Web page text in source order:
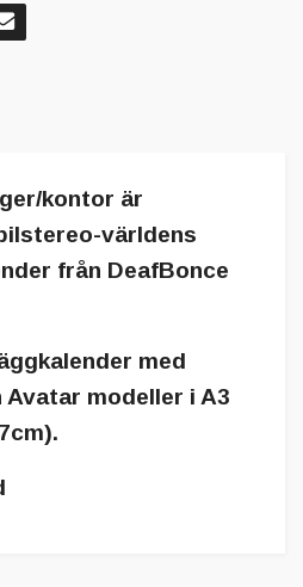
kontor är
världens
från DeafBonce
med
Avatar modeller i A3